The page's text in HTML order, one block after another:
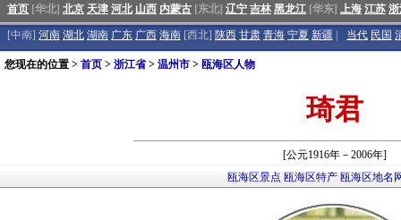
首页 [华北] 北京 天津 河北 山西 内蒙古 [东北] 辽宁 吉林 黑龙江 [华东] 上海 江苏
[中南] 河南 湖北 湖南 广东 广西 海南 [西北] 陕西 甘肃 青海 宁夏 新疆 当代 民国
您现在的位置 > 首页 > 浙江省> 温州市 > 瓯海区人物
琦君
[公元1916年－2006年]
瓯海区景点 瓯海区特产 瓯海区地名